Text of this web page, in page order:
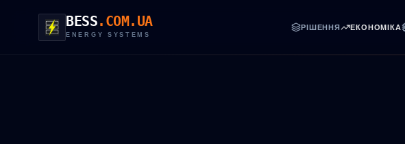
BESS.COM.UA
ENERGY SYSTEMS
РІШЕННЯ ЕКОНОМІКА